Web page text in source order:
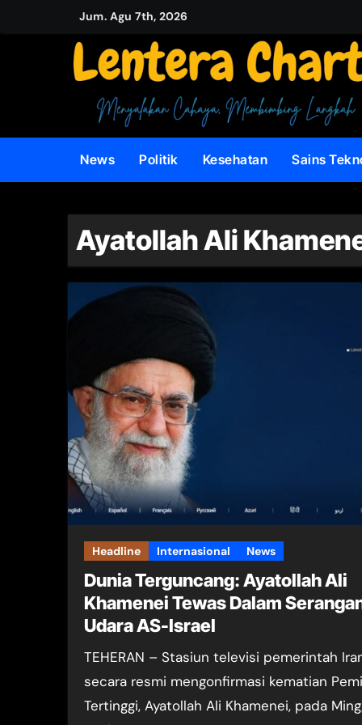
Jum. Agu 7th, 2026
News Politik Kesehatan Sains
Ayatollah Ali
Headline Internasional News
Dunia Terguncang: Ayatollah Ali
Khamenei Tewas Dalam
Udara AS-Israel
TEHERAN – Stasiun televisi pemerintah Iran
secara resmi mengonfirmasi kematian
Tertinggi, Ayatollah Ali Khamenei, pada